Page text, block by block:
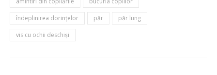
îndeplinirea dorinţelor păr păr lung
vis cu ochii deschişi